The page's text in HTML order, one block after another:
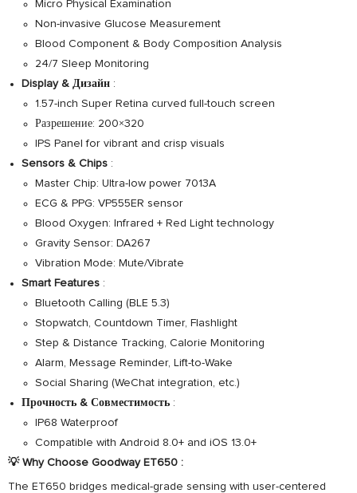
Micro Physical Examination
Non-invasive Glucose Measurement
Blood Component & Body Composition Analysis
24/7 Sleep Monitoring
Display & Дизайн :
1.57-inch Super Retina curved full-touch screen
Разрешение: 200×320
IPS Panel for vibrant and crisp visuals
Sensors & Chips :
Master Chip: Ultra-low power 7013A
ECG & PPG: VP555ER sensor
Blood Oxygen: Infrared + Red Light technology
Gravity Sensor: DA267
Vibration Mode: Mute/Vibrate
Smart Features :
Bluetooth Calling (BLE 5.3)
Stopwatch, Countdown Timer, Flashlight
Step & Distance Tracking, Calorie Monitoring
Alarm, Message Reminder, Lift-to-Wake
Social Sharing (WeChat integration, etc.)
Прочность & Совместимость :
IP68 Waterproof
Compatible with Android 8.0+ and iOS 13.0+
💡 Why Choose Goodway ET650 :
The ET650 bridges medical-grade sensing with user-centered